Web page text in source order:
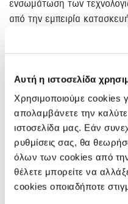
Αυτή η ιστοσελίδα
Χρησιμοποιούμε cookies
απολαμβάνετε την
ιστοσελίδα μας. Εάν
ρυθμίσεις σας, θα
όλων των cookies από
θέλετε μπορείτε να
cookies οποιαδήποτε
ενσωμάτωση των
από την εμπειρία
Πολλές από τις
εφαρμόζει στα
εξοικονόμησης βάρους στα
εξελιγμένα συστήματα
Πρόσφυσης σε εκτός
χρησιμοποιηθούν για να
ολοκλήρωση αυτής της
HAKUTO.